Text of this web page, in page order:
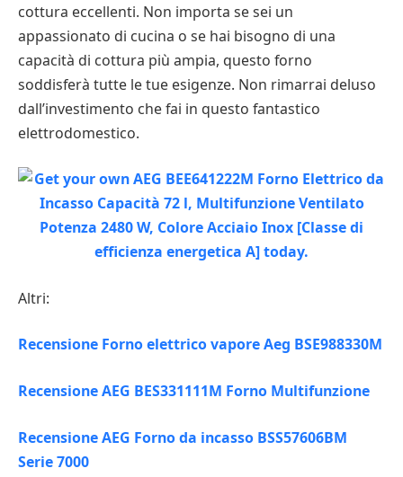
cottura eccellenti. Non importa se sei un
appassionato di cucina o se hai bisogno di una
capacità di cottura più ampia, questo forno
soddisferà tutte le tue esigenze. Non rimarrai deluso
dall’investimento che fai in questo fantastico
elettrodomestico.
Altri:
Recensione Forno elettrico vapore Aeg BSE988330M
Recensione AEG BES331111M Forno Multifunzione
Recensione AEG Forno da incasso BSS57606BM
Serie 7000